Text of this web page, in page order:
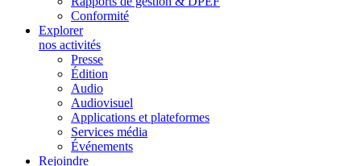
Conformité
Explorer
nos activités
Presse
Édition
Audio
Audiovisuel
Applications et plateformes
Services média
Événements
Rejoindre